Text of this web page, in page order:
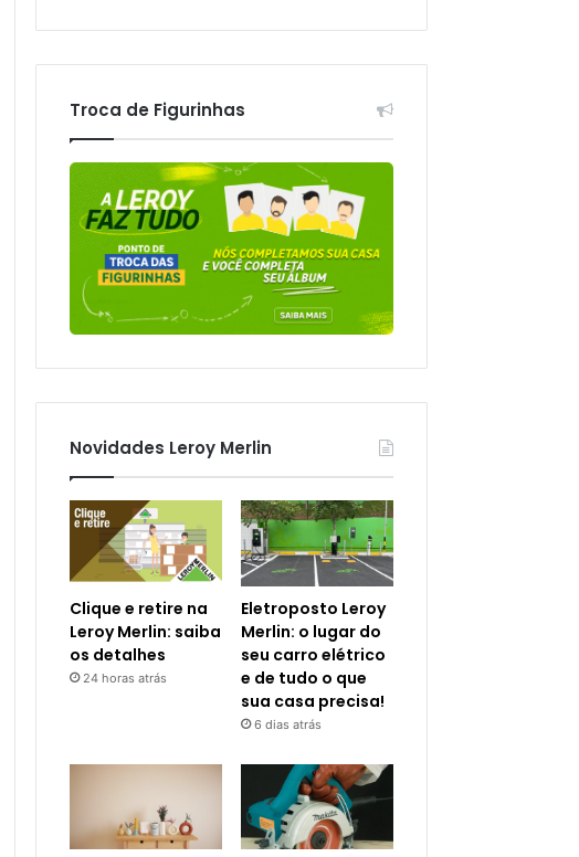
Troca de Figurinhas
Novidades Leroy Merlin
Clique e retire na
Leroy Merlin: saiba
os detalhes
24 horas atrás
Eletroposto Leroy
Merlin: o lugar do
seu carro elétrico
e de tudo o que
sua casa precisa!
6 dias atrás